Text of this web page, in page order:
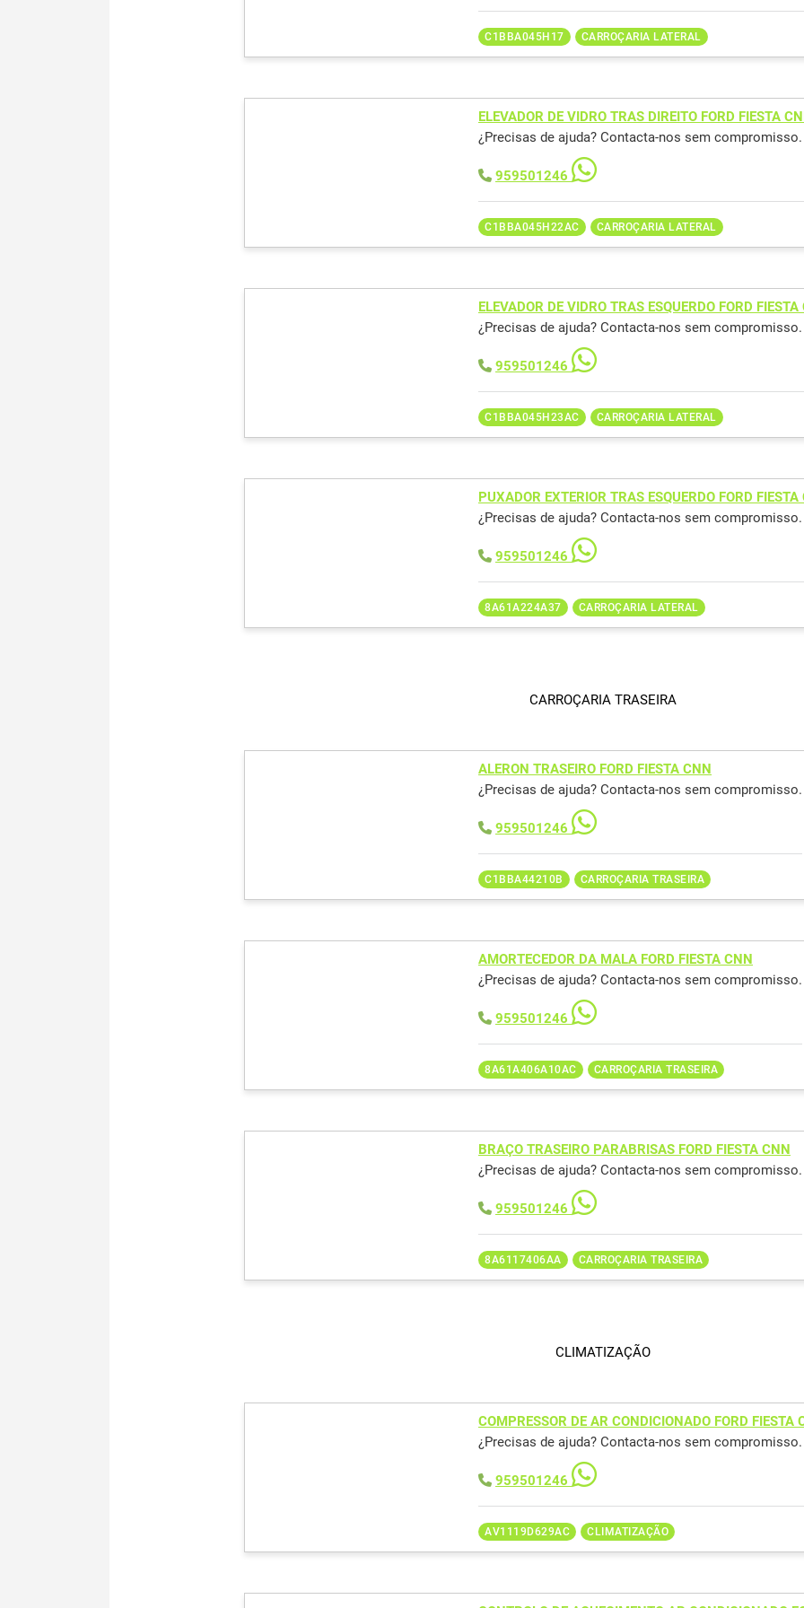
C1BBA045H17 CARROÇARIA LATERAL
ELEVADOR DE VIDRO TRAS DIREITO FORD FIESTA
¿Precisas de ajuda? Contacta-nos sem compromisso.
959501246
C1BBA045H22AC CARROÇARIA LATERAL
ELEVADOR DE VIDRO TRAS ESQUERDO FORD
¿Precisas de ajuda? Contacta-nos sem compromisso.
959501246
C1BBA045H23AC CARROÇARIA LATERAL
PUXADOR EXTERIOR TRAS ESQUERDO FORD FIESTA
¿Precisas de ajuda? Contacta-nos sem compromisso.
959501246
8A61A224A37 CARROÇARIA LATERAL
CARROÇARIA TRASEIRA
ALERON TRASEIRO FORD FIESTA CNN
¿Precisas de ajuda? Contacta-nos sem compromisso.
959501246
C1BBA44210B CARROÇARIA TRASEIRA
AMORTECEDOR DA MALA FORD FIESTA CNN
¿Precisas de ajuda? Contacta-nos sem compromisso.
959501246
8A61A406A10AC CARROÇARIA TRASEIRA
BRAÇO TRASEIRO PARABRISAS FORD FIESTA CNN
¿Precisas de ajuda? Contacta-nos sem compromisso.
959501246
8A6117406AA CARROÇARIA TRASEIRA
CLIMATIZAÇÃO
COMPRESSOR DE AR CONDICIONADO FORD FIESTA
¿Precisas de ajuda? Contacta-nos sem compromisso.
959501246
AV1119D629AC CLIMATIZAÇÃO